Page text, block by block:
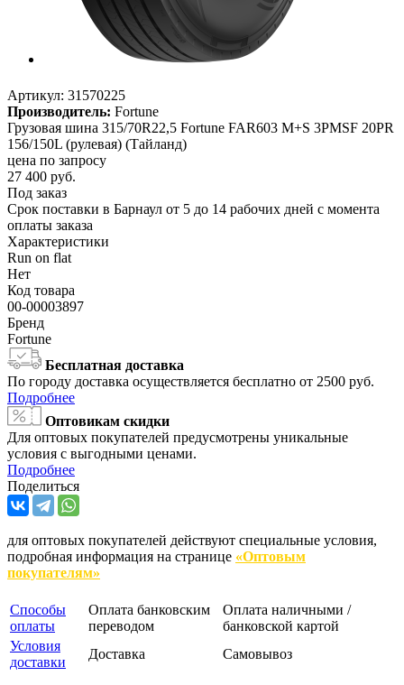
Артикул: 31570225
Производитель: Fortune
Грузовая шина 315/70R22,5 Fortune FAR603 M+S 3PMSF 20PR
156/150L (рулевая) (Тайланд)
цена по запросу
27 400 руб.
Под заказ
Срок поставки в Барнаул от 5 до 14 рабочих дней с момента
оплаты заказа
Характеристики
Run on flat
Нет
Код товара
00-00003897
Бренд
Fortune
Бесплатная доставка
По городу доставка осуществляется бесплатно от 2500 руб.
Подробнее
Оптовикам скидки
Для оптовых покупателей предусмотрены уникальные
условия с выгодными ценами.
Подробнее
Поделиться
для оптовых покупателей действуют специальные условия,
подробная информация на странице «Оптовым
покупателям»
Способы
оплаты
Оплата банковским
переводом
Оплата наличными /
банковской картой
Условия
доставки
Доставка Самовывоз